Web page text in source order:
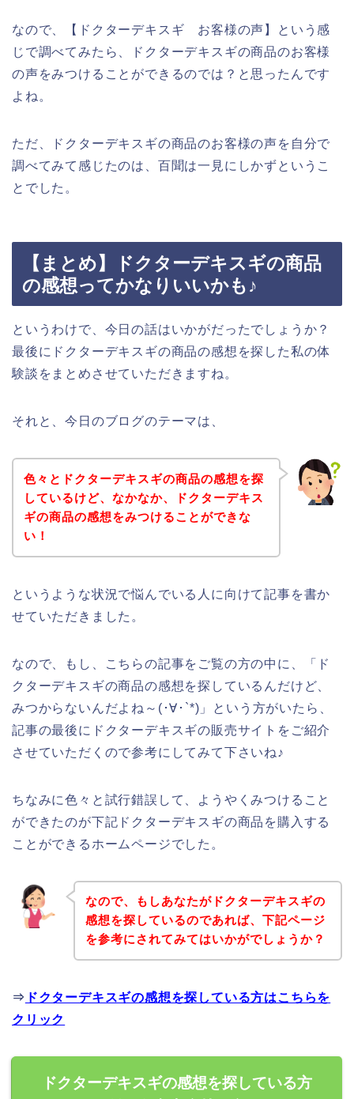
なので、【ドクターデキスギ お客様の声】という感
じで調べてみたら、ドクターデキスギの商品のお客様
の声をみつけることができるのでは？と思ったんです
よね。
ただ、ドクターデキスギの商品のお客様の声を自分で
調べてみて感じたのは、百聞は一見にしかずというこ
とでした。
【まとめ】ドクターデキスギの商品
の感想ってかなりいいかも♪
というわけで、今日の話はいかがだったでしょうか？
最後にドクターデキスギの商品の感想を探した私の体
験談をまとめさせていただきますね。
それと、今日のブログのテーマは、
色々とドクターデキスギの商品の感想を探
しているけど、なかなか、ドクターデキス
ギの商品の感想をみつけることができな
い！
というような状況で悩んでいる人に向けて記事を書か
せていただきました。
なので、もし、こちらの記事をご覧の方の中に、「ド
クターデキスギの商品の感想を探しているんだけど、
みつからないんだよね～(･∀･`*)」という方がいたら、
記事の最後にドクターデキスギの販売サイトをご紹介
させていただくので参考にしてみて下さいね♪
ちなみに色々と試行錯誤して、ようやくみつけること
ができたのが下記ドクターデキスギの商品を購入する
ことができるホームページでした。
なので、もしあなたがドクターデキスギの
感想を探しているのであれば、下記ページ
を参考にされてみてはいかがでしょうか？
⇒ ドクターデキスギの感想を探している方はこちらを
クリック
ドクターデキスギの感想を探している方